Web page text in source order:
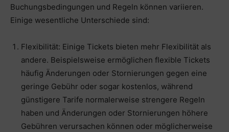
Buchungsbedingungen und Regeln können variieren.
Einige wesentliche Unterschiede sind:
Flexibilität: Einige Tickets bieten mehr Flexibilität als
andere. Beispielsweise ermöglichen flexible Tickets
häufig Änderungen oder Stornierungen gegen eine
geringe Gebühr oder sogar kostenlos, während
günstigere Tarife normalerweise strengere Regeln
haben und Änderungen oder Stornierungen höhere
Gebühren verursachen können oder möglicherweise